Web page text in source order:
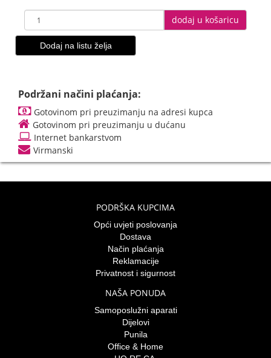
dodaj u košaricu
Dodaj na listu želja
Podržani načini plaćanja:
Gotovinom pri preuzimanju na adresi kupca
Gotovinom pri preuzimanju u dućanu
Internet bankarstvom
Virmanski
PODRŠKA KUPCIMA
Opći uvjeti poslovanja
Dostava
Način plaćanja
Reklamacije
Privatnost i sigurnost
NAŠA PONUDA
Samoposlužni aparati
Dijelovi
Punila
Office & Home